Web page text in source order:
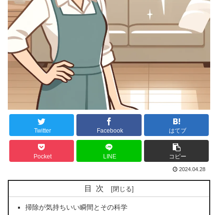
Twitter Facebook はてブ
Pocket LINE コピー
2024.04.28
目次
掃除が気持ちいい瞬間とその科学